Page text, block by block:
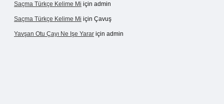
Saçma Türkçe Kelime Mi için admin
Saçma Türkçe Kelime Mi için Çavuş
Yavşan Otu Çayı Ne Işe Yarar için admin